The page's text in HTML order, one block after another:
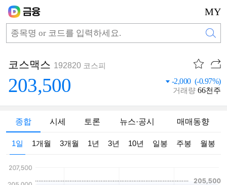
MY
코스맥스 192820 코스피
203,500 -2,000 (-0.97%)
거래량 66천주
종합 시세 토론 뉴스·공시 매매동향
1일 1개월 3개월 1년 3년 10년 일봉 주봉 월봉